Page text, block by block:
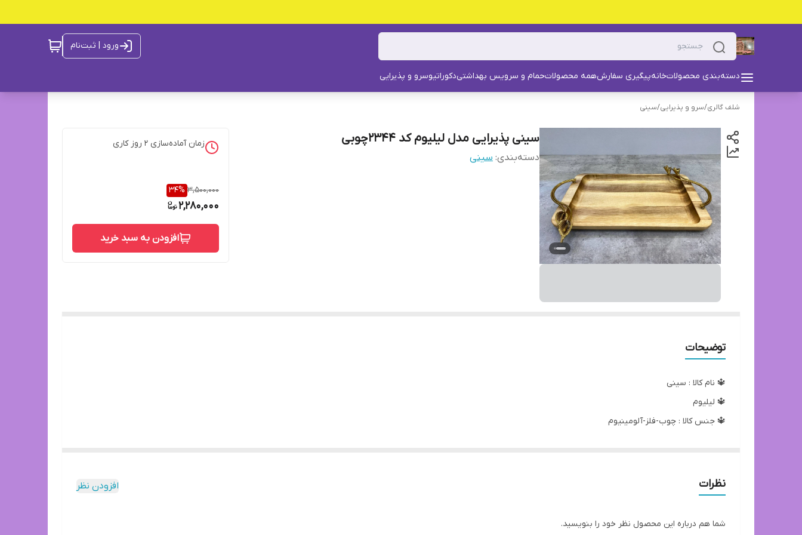
ورود | ثبت‌نام
دسته‌بندی محصولاتخانهپیگیری سفارشهمه محصولاتحمام و سرویس بهداشتیدکوراتیوسرو و پذیرایی
شلف گالری/سرو و پذیرایی/سینی
سینی پذیرایی مدل لیلیوم کد 2344چوبی
دسته‌بندی: سینی
زمان آماده‌سازی 2 روز کاری
3,500,000
34%
2,280,000
افزودن به سبد خرید
توضیحات
🔱 نام کالا : سینی
🔱 لیلیوم
🔱 جنس کالا : چوب-فلز-آلومینیوم
09017670756
09962766624
نظرات افزودن نظر
شما هم درباره این محصول نظر خود را بنویسید.